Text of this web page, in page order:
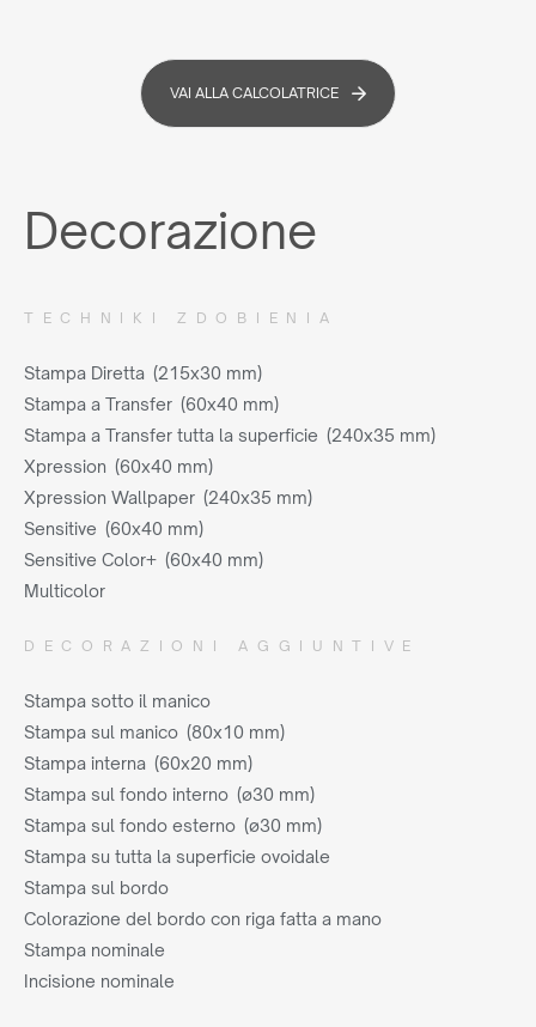
VAI ALLA CALCOLATRICE
Decorazione
TECHNIKI ZDOBIENIA
Stampa Diretta (215x30 mm)
Stampa a Transfer (60x40 mm)
Stampa a Transfer tutta la superficie (240x35 mm)
Xpression (60x40 mm)
Xpression Wallpaper (240x35 mm)
Sensitive (60x40 mm)
Sensitive Color+ (60x40 mm)
Multicolor
DECORAZIONI AGGIUNTIVE
Stampa sotto il manico
Stampa sul manico (80x10 mm)
Stampa interna (60x20 mm)
Stampa sul fondo interno (ø30 mm)
Stampa sul fondo esterno (ø30 mm)
Stampa su tutta la superficie ovoidale
Stampa sul bordo
Colorazione del bordo con riga fatta a mano
Stampa nominale
Incisione nominale